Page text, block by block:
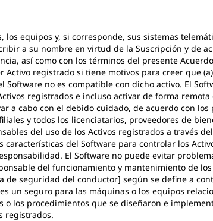
equipos y, si corresponde, sus sistemas
a su nombre en virtud de la Suscripción y de
así como con los términos del presente
registrado si tiene motivos para creer que
no es compatible con dicho activo. El
registrados e incluso activar de forma
a cabo con el debido cuidado, de acuerdo con
y todos los licenciatarios, proveedores de
del uso de los Activos registrados a través
del Software para controlar los
El Software no puede evitar
del funcionamiento y mantenimiento de
de seguridad del conductor] según se define a
un seguro para las máquinas o los equipos
los procedimientos que se diseñaron e
registrados.